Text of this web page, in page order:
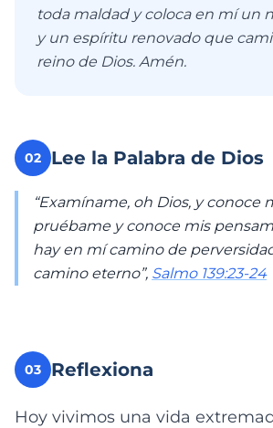
toda maldad y coloca en mí un
y un espíritu renovado que
reino de Dios. Amén.
02 Lee la Palabra de Dios
“Examíname, oh Dios, y conoce
pruébame y conoce mis
hay en mí camino de
camino eterno”, Salmo 139:23-24
03 Reflexiona
Hoy vivimos una vida